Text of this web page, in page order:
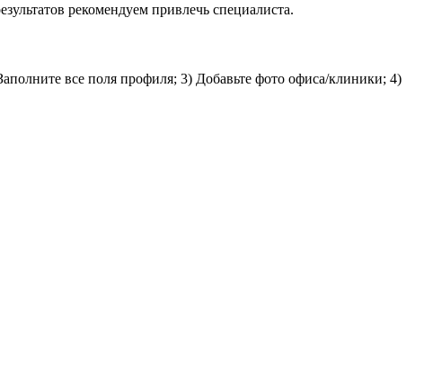
рекомендуем привлечь специалиста.
все поля профиля; 3) Добавьте фото офиса/клиники; 4)